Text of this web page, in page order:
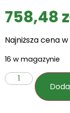
758,48
Najniższa cena
16 w magazynie